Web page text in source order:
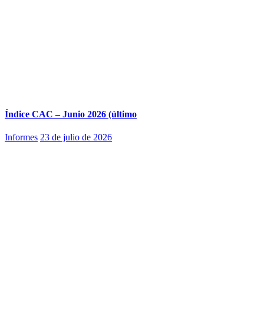
Índice CAC – Junio 2026 (último
Informes 23 de julio de 2026